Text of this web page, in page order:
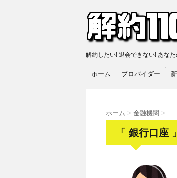
解約したい! 退会できない! あな
ホーム プロバイダー
ホーム > 金融機関 >
「 銀行口座